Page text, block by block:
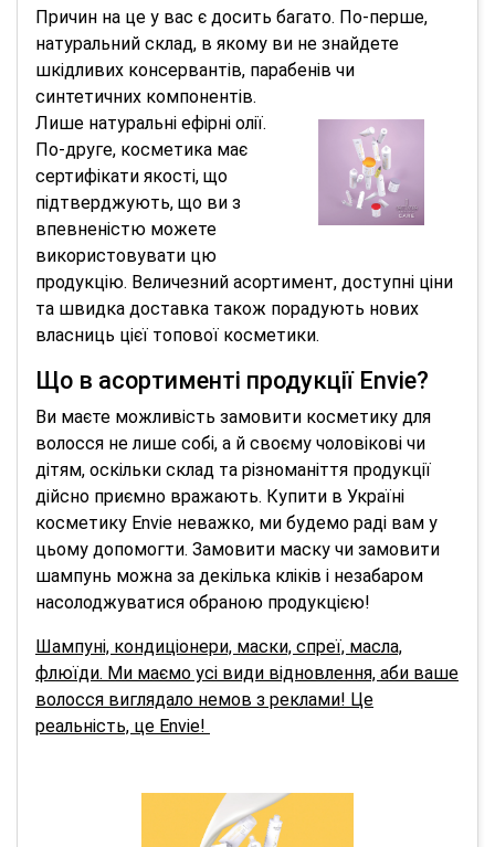
Причин на це у вас є досить багато. По-перше,
натуральний склад, в якому ви не знайдете
шкідливих консервантів, парабенів чи
синтетичних компонентів.
Лише натуральні ефірні олії.
По-друге, косметика має
сертифікати якості, що
підтверджують, що ви з
впевненістю можете
використовувати цю
продукцію. Величезний асортимент, доступні ціни
та швидка доставка також порадують нових
власниць цієї топової косметики.
Що в асортименті продукції Envie?
Ви маєте можливість замовити косметику для
волосся не лише собі, а й своєму чоловікові чи
дітям, оскільки склад та різноманіття продукції
дійсно приємно вражають. Купити в Україні
косметику Envie неважко, ми будемо раді вам у
цьому допомогти. Замовити маску чи замовити
шампунь можна за декілька кліків і незабаром
насолоджуватися обраною продукцією!
Шампуні, кондиціонери, маски, спреї, масла,
флюїди. Ми маємо усі види відновлення, аби ваше
волосся виглядало немов з реклами! Це
реальність, це Envie!